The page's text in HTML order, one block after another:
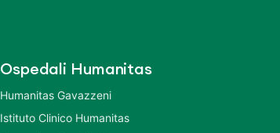
Ospedali Humanitas
Humanitas Gavazzeni
Istituto Clinico Humanitas